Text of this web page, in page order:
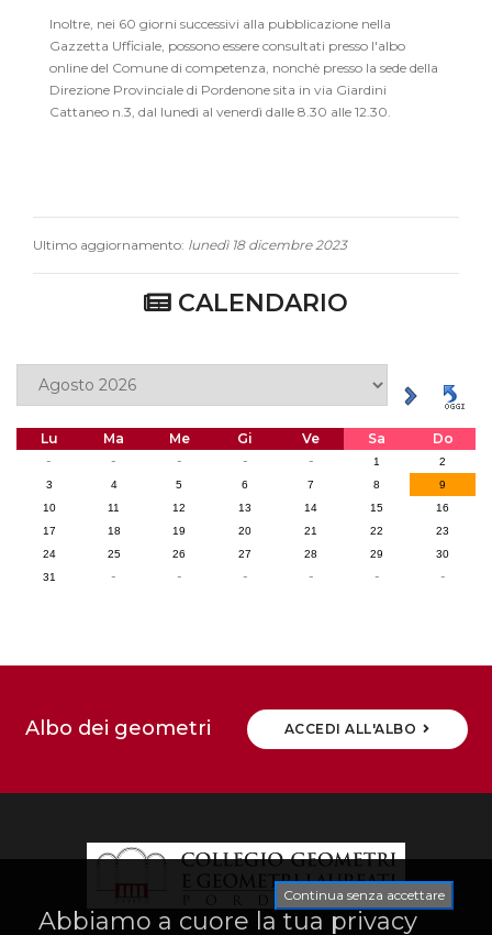
Inoltre, nei 60 giorni successivi alla pubblicazione nella
Gazzetta Ufficiale, possono essere consultati presso l'albo
online del Comune di competenza, nonchè presso la sede della
Direzione Provinciale di Pordenone sita in via Giardini
Cattaneo n.3, dal lunedì al venerdì dalle 8.30 alle 12.30.
Ultimo aggiornamento: lunedì 18 dicembre 2023
CALENDARIO
Lu Ma Me Gi Ve Sa
Do
-
- - - - 1
2
3
4 5 6 7 8
9
10
11 12 13 14 15
16
17
18 19 20 21 22
23
24
25 26 27 28 29
30
31
- - - - - -
Albo dei geometri ACCEDI ALL'ALBO
Continua senza accettare
Abbiamo a cuore la tua privacy